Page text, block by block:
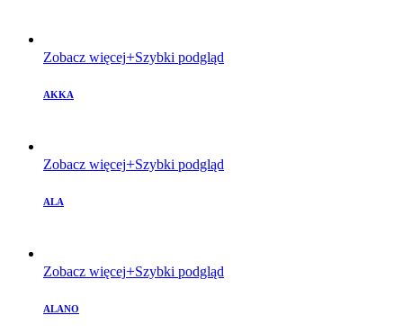
Zobacz więcej Szybki podgląd
AKKA
Zobacz więcej Szybki podgląd
ALA
Zobacz więcej Szybki podgląd
ALANO